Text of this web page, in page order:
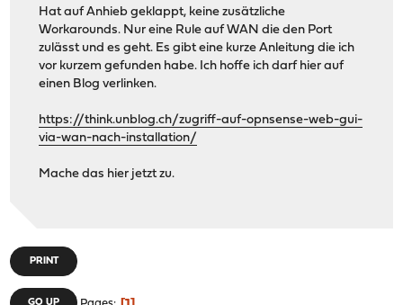
Hat auf Anhieb geklappt, keine zusätzliche
Workarounds. Nur eine Rule auf WAN die den Port
zulässt und es geht. Es gibt eine kurze Anleitung die ich
vor kurzem gefunden habe. Ich hoffe ich darf hier auf
einen Blog verlinken.
https://think.unblog.ch/zugriff-auf-opnsense-web-gui-
via-wan-nach-installation/
Mache das hier jetzt zu.
PRINT
GO UP